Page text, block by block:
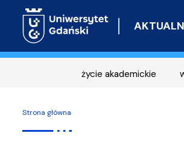
życie akademickie
Strona główna